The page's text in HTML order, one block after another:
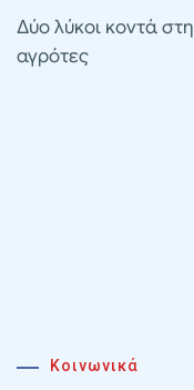
Δύο λύκοι κοντά
αγρότες
Κοινωνικά